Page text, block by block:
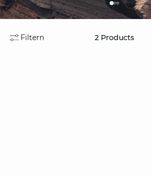
Filtern 2 Products